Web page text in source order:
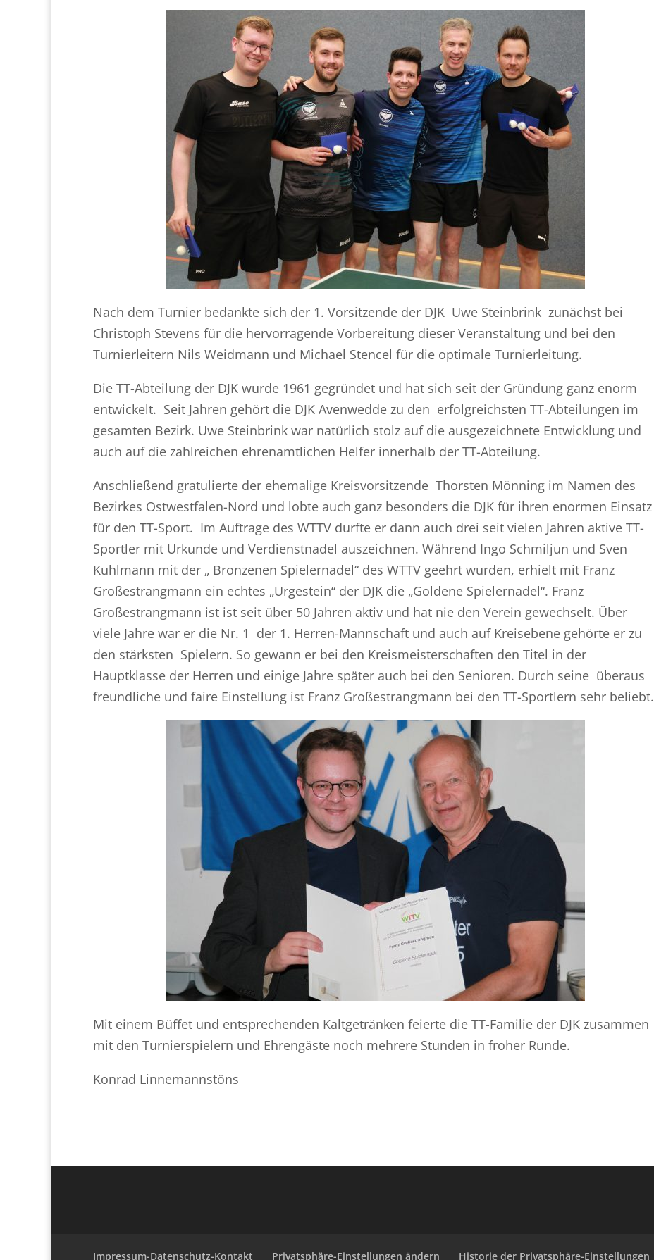
Nach dem Turnier bedankte sich der 1. Vorsitzende der DJK Uwe Steinbrink zunächst bei
Christoph Stevens für die hervorragende Vorbereitung dieser Veranstaltung und bei den
Turnierleitern Nils Weidmann und Michael Stencel für die optimale Turnierleitung.
Die TT-Abteilung der DJK wurde 1961 gegründet und hat sich seit der Gründung ganz enorm
entwickelt. Seit Jahren gehört die DJK Avenwedde zu den erfolgreichsten TT-Abteilungen im
gesamten Bezirk. Uwe Steinbrink war natürlich stolz auf die ausgezeichnete Entwicklung und
auch auf die zahlreichen ehrenamtlichen Helfer innerhalb der TT-Abteilung.
Anschließend gratulierte der ehemalige Kreisvorsitzende Thorsten Mönning im Namen des
Bezirkes Ostwestfalen-Nord und lobte auch ganz besonders die DJK für ihren enormen Einsatz
für den TT-Sport. Im Auftrage des WTTV durfte er dann auch drei seit vielen Jahren aktive TT-
Sportler mit Urkunde und Verdienstnadel auszeichnen. Während Ingo Schmiljun und Sven
Kuhlmann mit der „ Bronzenen Spielernadel“ des WTTV geehrt wurden, erhielt mit Franz
Großestrangmann ein echtes „Urgestein“ der DJK die „Goldene Spielernadel“. Franz
Großestrangmann ist ist seit über 50 Jahren aktiv und hat nie den Verein gewechselt. Über
viele Jahre war er die Nr. 1 der 1. Herren-Mannschaft und auch auf Kreisebene gehörte er zu
den stärksten Spielern. So gewann er bei den Kreismeisterschaften den Titel in der
Hauptklasse der Herren und einige Jahre später auch bei den Senioren. Durch seine überaus
freundliche und faire Einstellung ist Franz Großestrangmann bei den TT-Sportlern sehr beliebt.
Mit einem Büffet und entsprechenden Kaltgetränken feierte die TT-Familie der DJK zusammen
mit den Turnierspielern und Ehrengäste noch mehrere Stunden in froher Runde.
Konrad Linnemannstöns
Impressum-Datenschutz-Kontakt Privatsphäre-Einstellungen ändern Historie der Privatsphäre-Einstellungen